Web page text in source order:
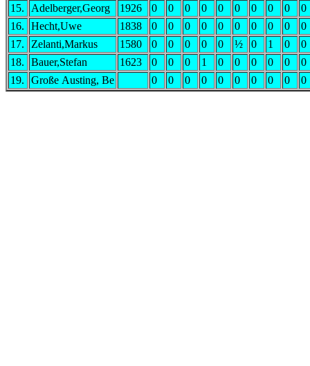
15.
Adelberger,Georg 1926 0 0 0 0 0 0 0 0 0
0
16.
Hecht,Uwe 1838 0 0 0 0 0 0 0 0 0
0
17.
Zelanti,Markus 1580 0 0 0 0 0 ½ 0 1 0
0
18.
Bauer,Stefan 1623 0 0 0 1 0 0 0 0 0
0
19.
Große Austing, Be 0 0 0 0 0 0 0 0 0 0